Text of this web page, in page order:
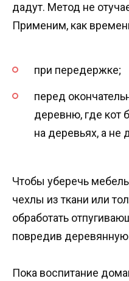
дадут. Метод не
Применим, как
при передержке;
перед
деревню, где кот
на деревьях, а не
Чтобы уберечь
чехлы из ткани или
обработать
повредив деревянную
Пока воспитание